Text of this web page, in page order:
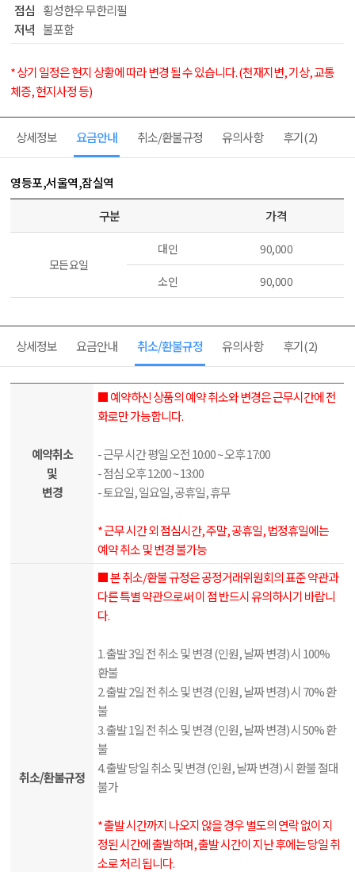
점심 횡성한우 무한리필
저녁 불포함
* 상기 일정은 현지 상황에 따라 변경 될 수 있습니다. (천재지변, 기상, 교통
체증, 현지사정 등)
상세정보 요금안내 취소/환불규정 유의사항 후기(2)
영등포,서울역,잠실역
구분
가격
모든요일
대인 90,000
소인 90,000
상세정보 요금안내 취소/환불규정 유의사항 후기(2)
예약취소
및
변경
■ 예약하신 상품의 예약 취소와 변경은 근무시간에 전
화로만 가능합니다.
- 근무 시간 평일 오전 10:00 ~ 오후 17:00
- 점심 오후 12:00 ~ 13:00
- 토요일, 일요일, 공휴일, 휴무
* 근무 시간 외 점심시간, 주말, 공휴일, 법정휴일에는
예약 취소 및 변경 불가능
취소/환불규정
■ 본 취소/환불 규정은 공정거래위원회의 표준 약관과
다른 특별 약관으로써 이 점 반드시 유의하시기 바랍니
다.
1. 출발 3일 전 취소 및 변경 (인원, 날짜 변경) 시 100%
환불
2. 출발 2일 전 취소 및 변경 (인원, 날짜 변경) 시 70% 환
불
3. 출발 1일 전 취소 및 변경 (인원, 날짜 변경) 시 50% 환
불
4. 출발 당일 취소 및 변경 (인원, 날짜 변경) 시 환불 절대
불가
* 출발 시간까지 나오지 않을 경우 별도의 연락 없이 지
정된 시간에 출발하며, 출발 시간이 지난 후에는 당일 취
소로 처리 됩니다.